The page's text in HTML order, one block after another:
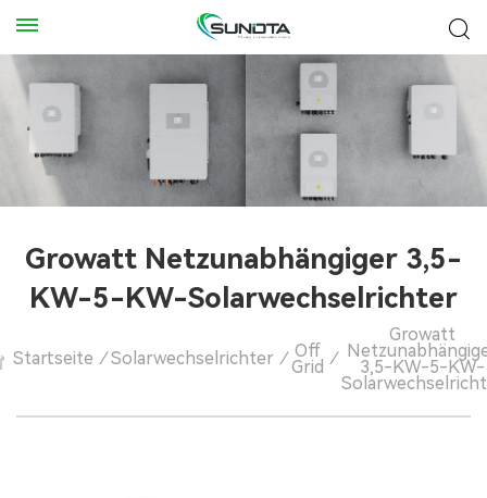
Growatt Netzunabhängiger 3,5-
KW-5-KW-Solarwechselrichter
Startseite / Solarwechselrichter / Off
Grid /
Growatt
3,5-KW-5-KW-